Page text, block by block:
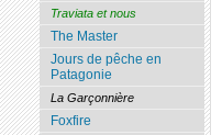
Traviata et nous
The Master
Jours de pêche en
Patagonie
La Garçonnière
Foxfire